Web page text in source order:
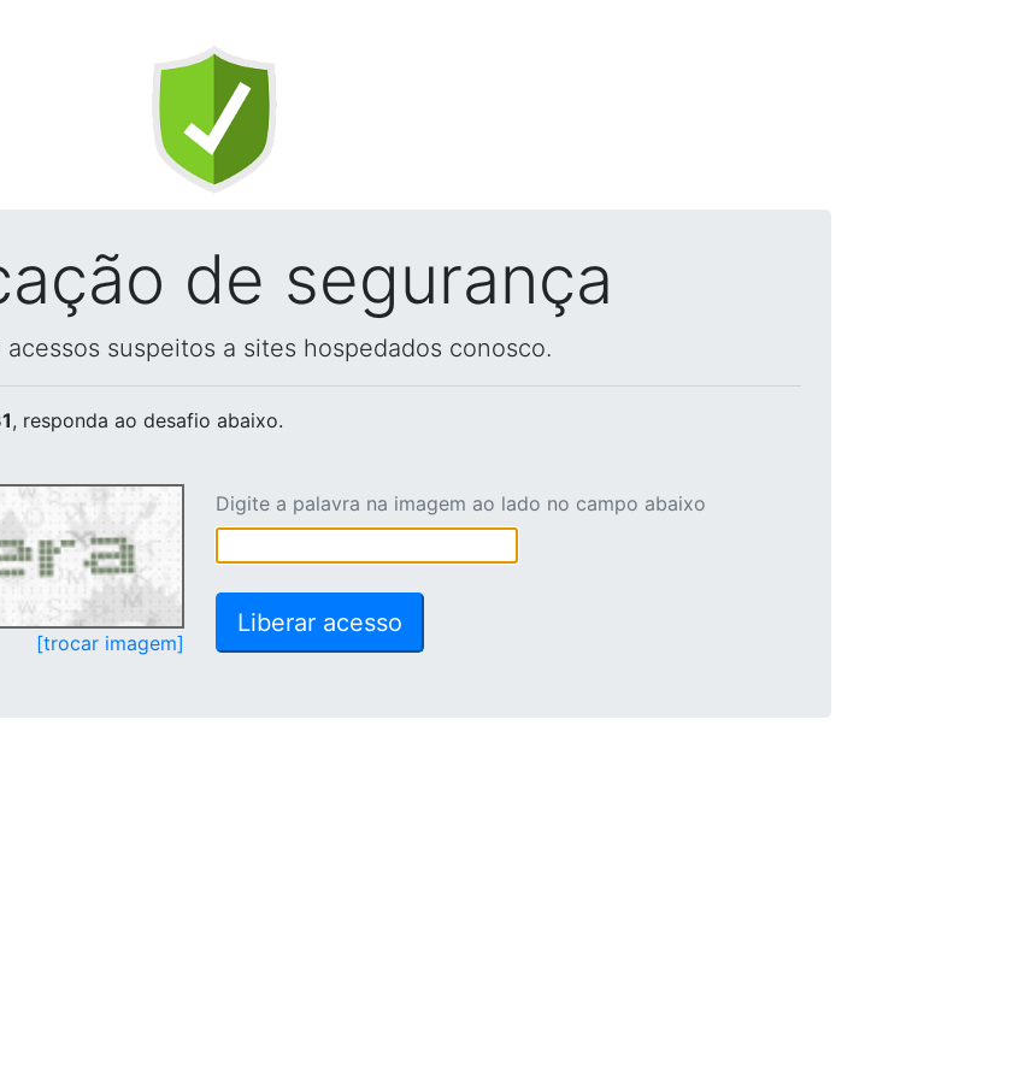
de segurança
suspeitos a sites hospedados conosco.
, responda ao desafio abaixo.
[trocar imagem]
Digite a palavra na imagem ao lado no campo abaixo